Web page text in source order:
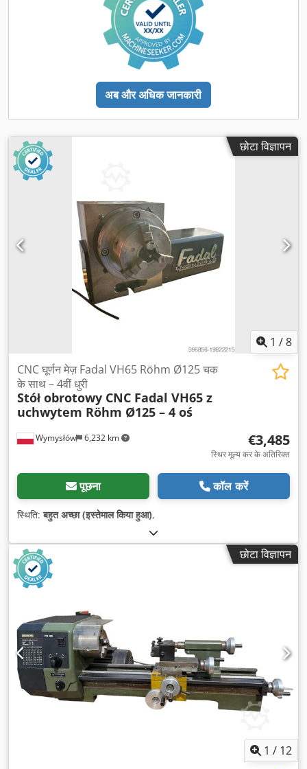
अब और अधिक जानकारी
छोटा विज्ञापन
1 /8
Wymysłów 6,232 km
CNC घूर्णन मेज़ Fadal VH65 Röhm Ø125 चक
के साथ – 4वीं धुरी
Stół obrotowy CNC Fadal VH65 z
uchwytem Röhm Ø125 – 4 oś
€3,485
स्थिर मूल्य कर के अतिरिक्त
पूछना कॉल करें
स्थिति:बहुत अच्छा (इस्तेमाल किया हुआ),
छोटा विज्ञापन
1 / 12